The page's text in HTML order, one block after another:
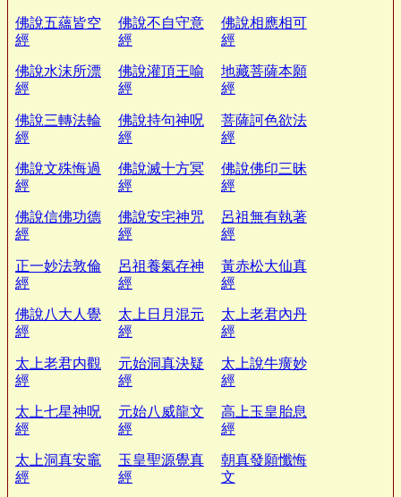
佛說五蘊皆空
經
佛說不自守意
經
佛說相應相可
經
佛說水沫所漂
經
佛說灌頂王喻
經
地藏菩薩本願
經
佛說三轉法輪
經
佛說持句神呪
經
菩薩訶色欲法
經
佛說文殊悔過
經
佛說滅十方冥
經
佛說佛印三昧
經
佛說信佛功德
經
佛說安宅神咒
經
呂祖無有執著
經
正一妙法敦倫
經
呂祖養氣存神
經
黃赤松大仙真
經
佛說八大人覺
經
太上日月混元
經
太上老君內丹
經
太上老君内觀
經
元始洞真決疑
經
太上說牛癀妙
經
太上七星神呪
經
元始八威龍文
經
高上玉皇胎息
經
太上洞真安竈
經
玉皇聖源覺真
經
朝真發願懺悔
文